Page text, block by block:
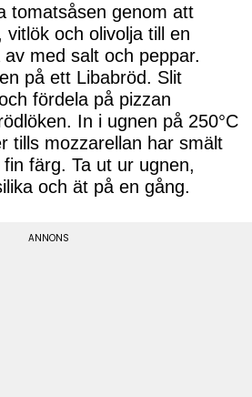
tomatsåsen genom att
vitlök och olivolja till en
med salt och peppar.
på ett Libabröd. Slit
fördela på pizzan
In i ugnen på 250°C
tills mozzarellan har smält
färg. Ta ut ur ugnen,
och ät på en gång.